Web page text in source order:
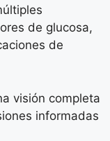
de glucosa,
de
visión completa
informadas